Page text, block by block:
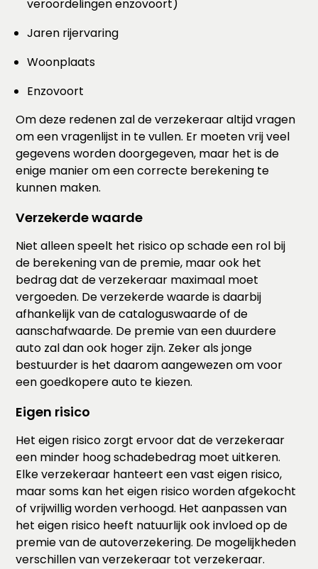
veroordelingen enzovoort)
Jaren rijervaring
Woonplaats
Enzovoort
Om deze redenen zal de verzekeraar altijd vragen
om een vragenlijst in te vullen. Er moeten vrij veel
gegevens worden doorgegeven, maar het is de
enige manier om een correcte berekening te
kunnen maken.
Verzekerde waarde
Niet alleen speelt het risico op schade een rol bij
de berekening van de premie, maar ook het
bedrag dat de verzekeraar maximaal moet
vergoeden. De verzekerde waarde is daarbij
afhankelijk van de cataloguswaarde of de
aanschafwaarde. De premie van een duurdere
auto zal dan ook hoger zijn. Zeker als jonge
bestuurder is het daarom aangewezen om voor
een goedkopere auto te kiezen.
Eigen risico
Het eigen risico zorgt ervoor dat de verzekeraar
een minder hoog schadebedrag moet uitkeren.
Elke verzekeraar hanteert een vast eigen risico,
maar soms kan het eigen risico worden afgekocht
of vrijwillig worden verhoogd. Het aanpassen van
het eigen risico heeft natuurlijk ook invloed op de
premie van de autoverzekering. De mogelijkheden
verschillen van verzekeraar tot verzekeraar.